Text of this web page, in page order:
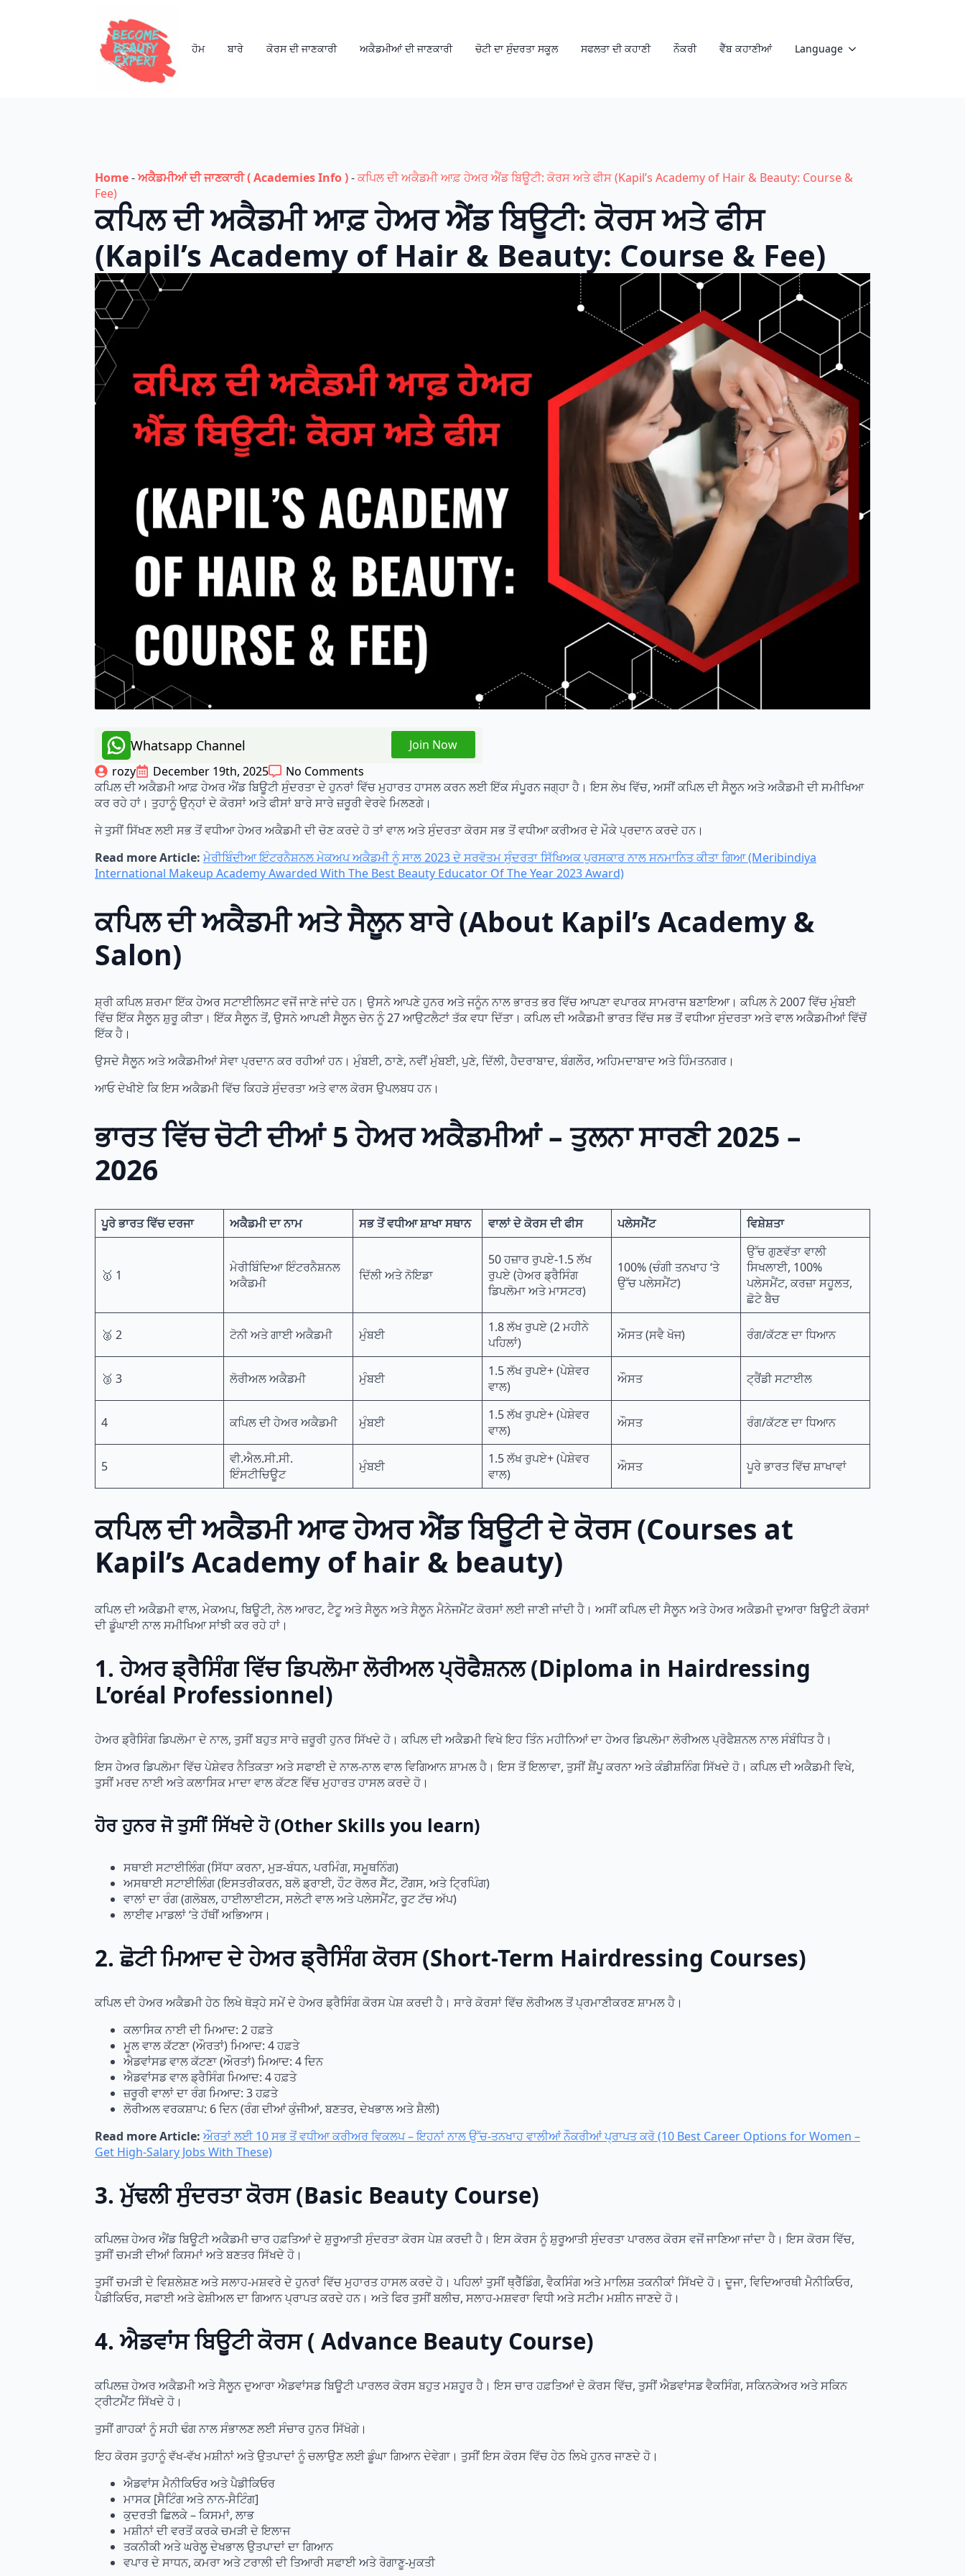
ਹੋਮ ਬਾਰੇ ਕੋਰਸ ਦੀ ਜਾਣਕਾਰੀ ਅਕੈਡਮੀਆਂ ਦੀ ਜਾਣਕਾਰੀ ਚੋਟੀ ਦਾ ਸੁੰਦਰਤਾ ਸਕੂਲ ਸਫਲਤਾ ਦੀ ਕਹਾਣੀ ਨੌਕਰੀ ਵੈੱਬ ਕਹਾਣੀਆਂ Language
Home-ਅਕੈਡਮੀਆਂ ਦੀ ਜਾਣਕਾਰੀ ( Academies Info )-ਕਪਿਲ ਦੀ ਅਕੈਡਮੀ ਆਫ਼ ਹੇਅਰ ਐਂਡ ਬਿਊਟੀ: ਕੋਰਸ ਅਤੇ ਫੀਸ (Kapil’s Academy of Hair & Beauty: Course &
Fee)
ਕਪਿਲ ਦੀ ਅਕੈਡਮੀ ਆਫ਼ ਹੇਅਰ ਐਂਡ ਬਿਊਟੀ: ਕੋਰਸ ਅਤੇ ਫੀਸ
(Kapil’s Academy of Hair & Beauty: Course & Fee)
Whatsapp Channel
Join Now
rozy
December 19th, 2025
No Comments
ਕਪਿਲ ਦੀ ਅਕੈਡਮੀ ਆਫ਼ ਹੇਅਰ ਐਂਡ ਬਿਊਟੀ ਸੁੰਦਰਤਾ ਦੇ ਹੁਨਰਾਂ ਵਿੱਚ ਮੁਹਾਰਤ ਹਾਸਲ ਕਰਨ ਲਈ ਇੱਕ ਸੰਪੂਰਨ ਜਗ੍ਹਾ ਹੈ। ਇਸ ਲੇਖ ਵਿੱਚ, ਅਸੀਂ ਕਪਿਲ ਦੀ ਸੈਲੂਨ ਅਤੇ ਅਕੈਡਮੀ ਦੀ ਸਮੀਖਿਆ
ਕਰ ਰਹੇ ਹਾਂ। ਤੁਹਾਨੂੰ ਉਨ੍ਹਾਂ ਦੇ ਕੋਰਸਾਂ ਅਤੇ ਫੀਸਾਂ ਬਾਰੇ ਸਾਰੇ ਜ਼ਰੂਰੀ ਵੇਰਵੇ ਮਿਲਣਗੇ।
ਜੇ ਤੁਸੀਂ ਸਿੱਖਣ ਲਈ ਸਭ ਤੋਂ ਵਧੀਆ ਹੇਅਰ ਅਕੈਡਮੀ ਦੀ ਚੋਣ ਕਰਦੇ ਹੋ ਤਾਂ ਵਾਲ ਅਤੇ ਸੁੰਦਰਤਾ ਕੋਰਸ ਸਭ ਤੋਂ ਵਧੀਆ ਕਰੀਅਰ ਦੇ ਮੌਕੇ ਪ੍ਰਦਾਨ ਕਰਦੇ ਹਨ।
Read more Article: ਮੇਰੀਬਿੰਦੀਆ ਇੰਟਰਨੈਸ਼ਨਲ ਮੇਕਅਪ ਅਕੈਡਮੀ ਨੂੰ ਸਾਲ 2023 ਦੇ ਸਰਵੋਤਮ ਸੁੰਦਰਤਾ ਸਿੱਖਿਅਕ ਪੁਰਸਕਾਰ ਨਾਲ ਸਨਮਾਨਿਤ ਕੀਤਾ ਗਿਆ (Meribindiya
International Makeup Academy Awarded With The Best Beauty Educator Of The Year 2023 Award)
ਕਪਿਲ ਦੀ ਅਕੈਡਮੀ ਅਤੇ ਸੈਲੂਨ ਬਾਰੇ (About Kapil’s Academy &
Salon)
ਸ਼੍ਰੀ ਕਪਿਲ ਸ਼ਰਮਾ ਇੱਕ ਹੇਅਰ ਸਟਾਈਲਿਸਟ ਵਜੋਂ ਜਾਣੇ ਜਾਂਦੇ ਹਨ। ਉਸਨੇ ਆਪਣੇ ਹੁਨਰ ਅਤੇ ਜਨੂੰਨ ਨਾਲ ਭਾਰਤ ਭਰ ਵਿੱਚ ਆਪਣਾ ਵਪਾਰਕ ਸਾਮਰਾਜ ਬਣਾਇਆ। ਕਪਿਲ ਨੇ 2007 ਵਿੱਚ ਮੁੰਬਈ
ਵਿੱਚ ਇੱਕ ਸੈਲੂਨ ਸ਼ੁਰੂ ਕੀਤਾ। ਇੱਕ ਸੈਲੂਨ ਤੋਂ, ਉਸਨੇ ਆਪਣੀ ਸੈਲੂਨ ਚੇਨ ਨੂੰ 27 ਆਉਟਲੈਟਾਂ ਤੱਕ ਵਧਾ ਦਿੱਤਾ। ਕਪਿਲ ਦੀ ਅਕੈਡਮੀ ਭਾਰਤ ਵਿੱਚ ਸਭ ਤੋਂ ਵਧੀਆ ਸੁੰਦਰਤਾ ਅਤੇ ਵਾਲ ਅਕੈਡਮੀਆਂ ਵਿੱਚੋਂ
ਇੱਕ ਹੈ।
ਉਸਦੇ ਸੈਲੂਨ ਅਤੇ ਅਕੈਡਮੀਆਂ ਸੇਵਾ ਪ੍ਰਦਾਨ ਕਰ ਰਹੀਆਂ ਹਨ। ਮੁੰਬਈ, ਠਾਣੇ, ਨਵੀਂ ਮੁੰਬਈ, ਪੁਣੇ, ਦਿੱਲੀ, ਹੈਦਰਾਬਾਦ, ਬੰਗਲੌਰ, ਅਹਿਮਦਾਬਾਦ ਅਤੇ ਹਿੰਮਤਨਗਰ।
ਆਓ ਦੇਖੀਏ ਕਿ ਇਸ ਅਕੈਡਮੀ ਵਿੱਚ ਕਿਹੜੇ ਸੁੰਦਰਤਾ ਅਤੇ ਵਾਲ ਕੋਰਸ ਉਪਲਬਧ ਹਨ।
ਭਾਰਤ ਵਿੱਚ ਚੋਟੀ ਦੀਆਂ 5 ਹੇਅਰ ਅਕੈਡਮੀਆਂ – ਤੁਲਨਾ ਸਾਰਣੀ 2025 –
2026
ਪੂਰੇ ਭਾਰਤ ਵਿੱਚ ਦਰਜਾ ਅਕੈਡਮੀ ਦਾ ਨਾਮ ਸਭ ਤੋਂ ਵਧੀਆ ਸ਼ਾਖਾ ਸਥਾਨ ਵਾਲਾਂ ਦੇ ਕੋਰਸ ਦੀ ਫੀਸ ਪਲੇਸਮੈਂਟ ਵਿਸ਼ੇਸ਼ਤਾ
🥇 1
ਮੇਰੀਬਿੰਦਿਆ ਇੰਟਰਨੈਸ਼ਨਲ
ਅਕੈਡਮੀ
ਦਿੱਲੀ ਅਤੇ ਨੋਇਡਾ
50 ਹਜ਼ਾਰ ਰੁਪਏ-1.5 ਲੱਖ
ਰੁਪਏ (ਹੇਅਰ ਡ੍ਰੈਸਿੰਗ
ਡਿਪਲੋਮਾ ਅਤੇ ਮਾਸਟਰ)
100% (ਚੰਗੀ ਤਨਖਾਹ ‘ਤੇ
ਉੱਚ ਪਲੇਸਮੈਂਟ)
ਉੱਚ ਗੁਣਵੱਤਾ ਵਾਲੀ
ਸਿਖਲਾਈ, 100%
ਪਲੇਸਮੈਂਟ, ਕਰਜ਼ਾ ਸਹੂਲਤ,
ਛੋਟੇ ਬੈਚ
🥈 2 ਟੋਨੀ ਅਤੇ ਗਾਈ ਅਕੈਡਮੀ ਮੁੰਬਈ
1.8 ਲੱਖ ਰੁਪਏ (2 ਮਹੀਨੇ
ਪਹਿਲਾਂ)
ਔਸਤ (ਸਵੈ ਖੋਜ) ਰੰਗ/ਕੱਟਣ ਦਾ ਧਿਆਨ
🥉 3 ਲੋਰੀਅਲ ਅਕੈਡਮੀ ਮੁੰਬਈ
1.5 ਲੱਖ ਰੁਪਏ+ (ਪੇਸ਼ੇਵਰ
ਵਾਲ)
ਔਸਤ ਟ੍ਰੈਂਡੀ ਸਟਾਈਲ
4 ਕਪਿਲ ਦੀ ਹੇਅਰ ਅਕੈਡਮੀ ਮੁੰਬਈ
1.5 ਲੱਖ ਰੁਪਏ+ (ਪੇਸ਼ੇਵਰ
ਵਾਲ)
ਔਸਤ ਰੰਗ/ਕੱਟਣ ਦਾ ਧਿਆਨ
5
ਵੀ.ਐਲ.ਸੀ.ਸੀ.
ਇੰਸਟੀਚਿਊਟ
ਮੁੰਬਈ
1.5 ਲੱਖ ਰੁਪਏ+ (ਪੇਸ਼ੇਵਰ
ਵਾਲ)
ਔਸਤ ਪੂਰੇ ਭਾਰਤ ਵਿੱਚ ਸ਼ਾਖਾਵਾਂ
ਕਪਿਲ ਦੀ ਅਕੈਡਮੀ ਆਫ ਹੇਅਰ ਐਂਡ ਬਿਊਟੀ ਦੇ ਕੋਰਸ (Courses at
Kapil’s Academy of hair & beauty)
ਕਪਿਲ ਦੀ ਅਕੈਡਮੀ ਵਾਲ, ਮੇਕਅਪ, ਬਿਊਟੀ, ਨੇਲ ਆਰਟ, ਟੈਟੂ ਅਤੇ ਸੈਲੂਨ ਅਤੇ ਸੈਲੂਨ ਮੈਨੇਜਮੈਂਟ ਕੋਰਸਾਂ ਲਈ ਜਾਣੀ ਜਾਂਦੀ ਹੈ। ਅਸੀਂ ਕਪਿਲ ਦੀ ਸੈਲੂਨ ਅਤੇ ਹੇਅਰ ਅਕੈਡਮੀ ਦੁਆਰਾ ਬਿਊਟੀ ਕੋਰਸਾਂ
ਦੀ ਡੂੰਘਾਈ ਨਾਲ ਸਮੀਖਿਆ ਸਾਂਝੀ ਕਰ ਰਹੇ ਹਾਂ।
1. ਹੇਅਰ ਡ੍ਰੈਸਿੰਗ ਵਿੱਚ ਡਿਪਲੋਮਾ ਲੋਰੀਅਲ ਪ੍ਰੋਫੈਸ਼ਨਲ (Diploma in Hairdressing
L’oréal Professionnel)
ਹੇਅਰ ਡ੍ਰੈਸਿੰਗ ਡਿਪਲੋਮਾ ਦੇ ਨਾਲ, ਤੁਸੀਂ ਬਹੁਤ ਸਾਰੇ ਜ਼ਰੂਰੀ ਹੁਨਰ ਸਿੱਖਦੇ ਹੋ। ਕਪਿਲ ਦੀ ਅਕੈਡਮੀ ਵਿਖੇ ਇਹ ਤਿੰਨ ਮਹੀਨਿਆਂ ਦਾ ਹੇਅਰ ਡਿਪਲੋਮਾ ਲੋਰੀਅਲ ਪ੍ਰੋਫੈਸ਼ਨਲ ਨਾਲ ਸੰਬੰਧਿਤ ਹੈ।
ਇਸ ਹੇਅਰ ਡਿਪਲੋਮਾ ਵਿੱਚ ਪੇਸ਼ੇਵਰ ਨੈਤਿਕਤਾ ਅਤੇ ਸਫਾਈ ਦੇ ਨਾਲ-ਨਾਲ ਵਾਲ ਵਿਗਿਆਨ ਸ਼ਾਮਲ ਹੈ। ਇਸ ਤੋਂ ਇਲਾਵਾ, ਤੁਸੀਂ ਸ਼ੈਂਪੂ ਕਰਨਾ ਅਤੇ ਕੰਡੀਸ਼ਨਿੰਗ ਸਿੱਖਦੇ ਹੋ। ਕਪਿਲ ਦੀ ਅਕੈਡਮੀ ਵਿਖੇ,
ਤੁਸੀਂ ਮਰਦ ਨਾਈ ਅਤੇ ਕਲਾਸਿਕ ਮਾਦਾ ਵਾਲ ਕੱਟਣ ਵਿੱਚ ਮੁਹਾਰਤ ਹਾਸਲ ਕਰਦੇ ਹੋ।
ਹੋਰ ਹੁਨਰ ਜੋ ਤੁਸੀਂ ਸਿੱਖਦੇ ਹੋ (Other Skills you learn)
ਸਥਾਈ ਸਟਾਈਲਿੰਗ (ਸਿੱਧਾ ਕਰਨਾ, ਮੁੜ-ਬੰਧਨ, ਪਰਮਿੰਗ, ਸਮੂਥਨਿੰਗ)
ਅਸਥਾਈ ਸਟਾਈਲਿੰਗ (ਇਸਤਰੀਕਰਨ, ਬਲੋ ਡ੍ਰਾਈ, ਹੌਟ ਰੋਲਰ ਸੈੱਟ, ਟੌਂਗਸ, ਅਤੇ ਟ੍ਰਿਪਿੰਗ)
ਵਾਲਾਂ ਦਾ ਰੰਗ (ਗਲੋਬਲ, ਹਾਈਲਾਈਟਸ, ਸਲੇਟੀ ਵਾਲ ਅਤੇ ਪਲੇਸਮੈਂਟ, ਰੂਟ ਟੱਚ ਅੱਪ)
ਲਾਈਵ ਮਾਡਲਾਂ ‘ਤੇ ਹੱਥੀਂ ਅਭਿਆਸ।
2. ਛੋਟੀ ਮਿਆਦ ਦੇ ਹੇਅਰ ਡ੍ਰੈਸਿੰਗ ਕੋਰਸ (Short-Term Hairdressing Courses)
ਕਪਿਲ ਦੀ ਹੇਅਰ ਅਕੈਡਮੀ ਹੇਠ ਲਿਖੇ ਥੋੜ੍ਹੇ ਸਮੇਂ ਦੇ ਹੇਅਰ ਡ੍ਰੈਸਿੰਗ ਕੋਰਸ ਪੇਸ਼ ਕਰਦੀ ਹੈ। ਸਾਰੇ ਕੋਰਸਾਂ ਵਿੱਚ ਲੋਰੀਅਲ ਤੋਂ ਪ੍ਰਮਾਣੀਕਰਣ ਸ਼ਾਮਲ ਹੈ।
ਕਲਾਸਿਕ ਨਾਈ ਦੀ ਮਿਆਦ: 2 ਹਫ਼ਤੇ
ਮੂਲ ਵਾਲ ਕੱਟਣਾ (ਔਰਤਾਂ) ਮਿਆਦ: 4 ਹਫ਼ਤੇ
ਐਡਵਾਂਸਡ ਵਾਲ ਕੱਟਣਾ (ਔਰਤਾਂ) ਮਿਆਦ: 4 ਦਿਨ
ਐਡਵਾਂਸਡ ਵਾਲ ਡ੍ਰੈਸਿੰਗ ਮਿਆਦ: 4 ਹਫ਼ਤੇ
ਜ਼ਰੂਰੀ ਵਾਲਾਂ ਦਾ ਰੰਗ ਮਿਆਦ: 3 ਹਫ਼ਤੇ
ਲੋਰੀਅਲ ਵਰਕਸ਼ਾਪ: 6 ਦਿਨ (ਰੰਗ ਦੀਆਂ ਕੁੰਜੀਆਂ, ਬਣਤਰ, ਦੇਖਭਾਲ ਅਤੇ ਸ਼ੈਲੀ)
Read more Article: ਔਰਤਾਂ ਲਈ 10 ਸਭ ਤੋਂ ਵਧੀਆ ਕਰੀਅਰ ਵਿਕਲਪ – ਇਹਨਾਂ ਨਾਲ ਉੱਚ-ਤਨਖਾਹ ਵਾਲੀਆਂ ਨੌਕਰੀਆਂ ਪ੍ਰਾਪਤ ਕਰੋ (10 Best Career Options for Women –
Get High-Salary Jobs With These)
3. ਮੁੱਢਲੀ ਸੁੰਦਰਤਾ ਕੋਰਸ (Basic Beauty Course)
ਕਪਿਲਜ਼ ਹੇਅਰ ਐਂਡ ਬਿਊਟੀ ਅਕੈਡਮੀ ਚਾਰ ਹਫ਼ਤਿਆਂ ਦੇ ਸ਼ੁਰੂਆਤੀ ਸੁੰਦਰਤਾ ਕੋਰਸ ਪੇਸ਼ ਕਰਦੀ ਹੈ। ਇਸ ਕੋਰਸ ਨੂੰ ਸ਼ੁਰੂਆਤੀ ਸੁੰਦਰਤਾ ਪਾਰਲਰ ਕੋਰਸ ਵਜੋਂ ਜਾਣਿਆ ਜਾਂਦਾ ਹੈ। ਇਸ ਕੋਰਸ ਵਿੱਚ,
ਤੁਸੀਂ ਚਮੜੀ ਦੀਆਂ ਕਿਸਮਾਂ ਅਤੇ ਬਣਤਰ ਸਿੱਖਦੇ ਹੋ।
ਤੁਸੀਂ ਚਮੜੀ ਦੇ ਵਿਸ਼ਲੇਸ਼ਣ ਅਤੇ ਸਲਾਹ-ਮਸ਼ਵਰੇ ਦੇ ਹੁਨਰਾਂ ਵਿੱਚ ਮੁਹਾਰਤ ਹਾਸਲ ਕਰਦੇ ਹੋ। ਪਹਿਲਾਂ ਤੁਸੀਂ ਥ੍ਰੈੱਡਿੰਗ, ਵੈਕਸਿੰਗ ਅਤੇ ਮਾਲਿਸ਼ ਤਕਨੀਕਾਂ ਸਿੱਖਦੇ ਹੋ। ਦੂਜਾ, ਵਿਦਿਆਰਥੀ ਮੈਨੀਕਿਓਰ,
ਪੈਡੀਕਿਓਰ, ਸਫਾਈ ਅਤੇ ਫੇਸ਼ੀਅਲ ਦਾ ਗਿਆਨ ਪ੍ਰਾਪਤ ਕਰਦੇ ਹਨ। ਅਤੇ ਫਿਰ ਤੁਸੀਂ ਬਲੀਚ, ਸਲਾਹ-ਮਸ਼ਵਰਾ ਵਿਧੀ ਅਤੇ ਸਟੀਮ ਮਸ਼ੀਨ ਜਾਣਦੇ ਹੋ।
4. ਐਡਵਾਂਸ ਬਿਊਟੀ ਕੋਰਸ ( Advance Beauty Course)
ਕਪਿਲਜ਼ ਹੇਅਰ ਅਕੈਡਮੀ ਅਤੇ ਸੈਲੂਨ ਦੁਆਰਾ ਐਡਵਾਂਸਡ ਬਿਊਟੀ ਪਾਰਲਰ ਕੋਰਸ ਬਹੁਤ ਮਸ਼ਹੂਰ ਹੈ। ਇਸ ਚਾਰ ਹਫ਼ਤਿਆਂ ਦੇ ਕੋਰਸ ਵਿੱਚ, ਤੁਸੀਂ ਐਡਵਾਂਸਡ ਵੈਕਸਿੰਗ, ਸਕਿਨਕੇਅਰ ਅਤੇ ਸਕਿਨ
ਟ੍ਰੀਟਮੈਂਟ ਸਿੱਖਦੇ ਹੋ।
ਤੁਸੀਂ ਗਾਹਕਾਂ ਨੂੰ ਸਹੀ ਢੰਗ ਨਾਲ ਸੰਭਾਲਣ ਲਈ ਸੰਚਾਰ ਹੁਨਰ ਸਿੱਖੋਗੇ।
ਇਹ ਕੋਰਸ ਤੁਹਾਨੂੰ ਵੱਖ-ਵੱਖ ਮਸ਼ੀਨਾਂ ਅਤੇ ਉਤਪਾਦਾਂ ਨੂੰ ਚਲਾਉਣ ਲਈ ਡੂੰਘਾ ਗਿਆਨ ਦੇਵੇਗਾ। ਤੁਸੀਂ ਇਸ ਕੋਰਸ ਵਿੱਚ ਹੇਠ ਲਿਖੇ ਹੁਨਰ ਜਾਣਦੇ ਹੋ।
ਐਡਵਾਂਸ ਮੈਨੀਕਿਓਰ ਅਤੇ ਪੈਡੀਕਿਓਰ
ਮਾਸਕ [ਸੈਟਿੰਗ ਅਤੇ ਨਾਨ-ਸੈਟਿੰਗ]
ਕੁਦਰਤੀ ਛਿਲਕੇ – ਕਿਸਮਾਂ, ਲਾਭ
ਮਸ਼ੀਨਾਂ ਦੀ ਵਰਤੋਂ ਕਰਕੇ ਚਮੜੀ ਦੇ ਇਲਾਜ
ਤਕਨੀਕੀ ਅਤੇ ਘਰੇਲੂ ਦੇਖਭਾਲ ਉਤਪਾਦਾਂ ਦਾ ਗਿਆਨ
ਵਪਾਰ ਦੇ ਸਾਧਨ, ਕਮਰਾ ਅਤੇ ਟਰਾਲੀ ਦੀ ਤਿਆਰੀ ਸਫਾਈ ਅਤੇ ਰੋਗਾਣੂ-ਮੁਕਤੀ